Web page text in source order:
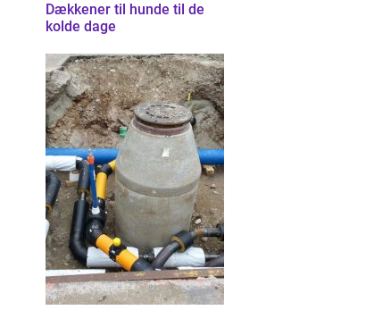
Dækkener til hunde til de
kolde dage